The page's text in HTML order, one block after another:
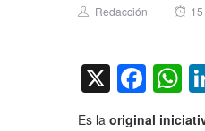
Author
Redacción
X
Es la original